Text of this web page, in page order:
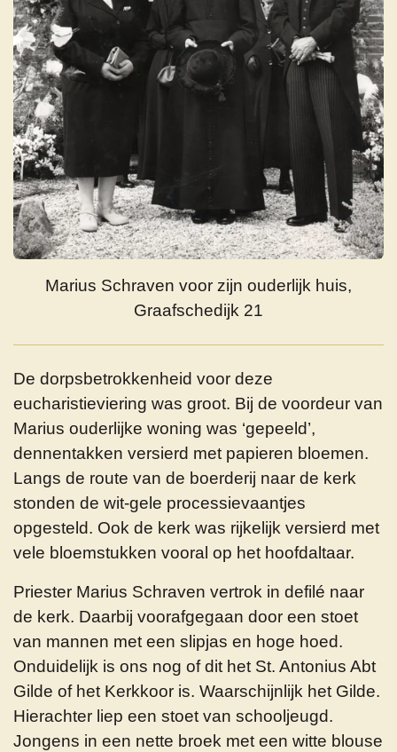
Marius Schraven voor zijn ouderlijk huis,
Graafschedijk 21
De dorpsbetrokkenheid voor deze
eucharistieviering was groot. Bij de voordeur van
Marius ouderlijke woning was ‘gepeeld’,
dennentakken versierd met papieren bloemen.
Langs de route van de boerderij naar de kerk
stonden de wit-gele processievaantjes
opgesteld. Ook de kerk was rijkelijk versierd met
vele bloemstukken vooral op het hoofdaltaar.
Priester Marius Schraven vertrok in defilé naar
de kerk. Daarbij voorafgegaan door een stoet
van mannen met een slipjas en hoge hoed.
Onduidelijk is ons nog of dit het St. Antonius Abt
Gilde of het Kerkkoor is. Waarschijnlijk het Gilde.
Hierachter liep een stoet van schooljeugd.
Jongens in een nette broek met een witte blouse